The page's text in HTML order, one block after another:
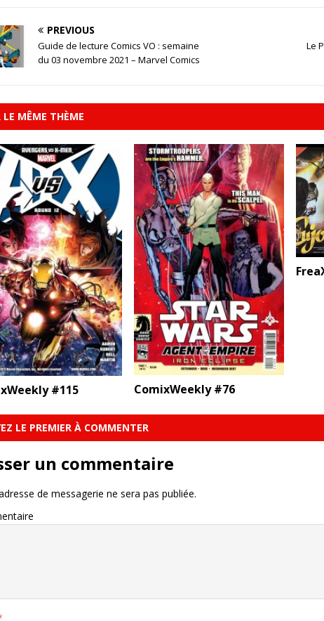
PREVIOUS
Guide de lecture Comics VO : semaine
du 03 novembre 2021 – Marvel Comics
Le
LE MÊME THÈME
#115 ComixWeekly #76
LE PREMIER À COMMENTER
un commentaire
de messagerie ne sera pas publiée.